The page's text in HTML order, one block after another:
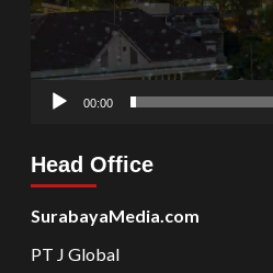
00:00
Head Office
SurabayaMedia.com
PT J Global